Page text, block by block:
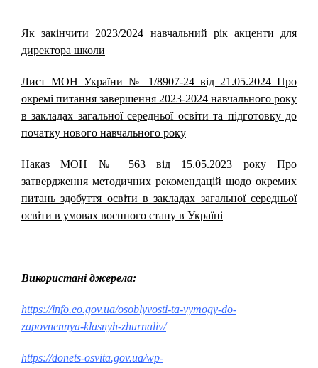
Як закінчити 2023/2024 навчальний рік акценти для
директора школи
Лист МОН України № 1/8907-24 від 21.05.2024 Про
окремі питання завершення 2023-2024 навчального року
в закладах загальної середньої освіти та підготовку до
початку нового навчального року
Наказ МОН № 563 від 15.05.2023 року Про
затвердження методичних рекомендацій щодо окремих
питань здобуття освіти в закладах загальної середньої
освіти в умовах воєнного стану в Україні
Використані джерела:
https://info.eo.gov.ua/osoblyvosti-ta-vymogy-do-
zapovnennya-klasnyh-zhurnaliv/
https://donets-osvita.gov.ua/wp-